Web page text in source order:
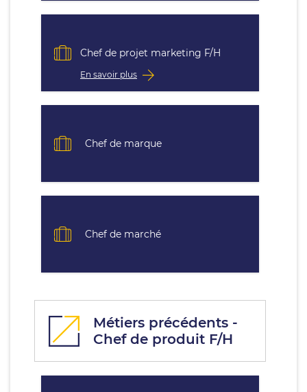
Chef de projet marketing F/H
En savoir plus
Chef de marque
Chef de marché
Métiers précédents -
Chef de produit F/H